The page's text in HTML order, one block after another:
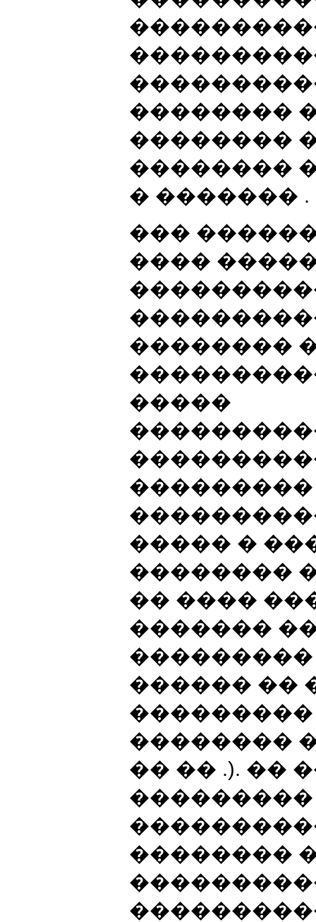
��������
��������
��������
� ������� .
���
����
��������
�����
����� �
��������
�� ����
�������
���������
������ ��
���������
��������
�� �� .). ��
��������